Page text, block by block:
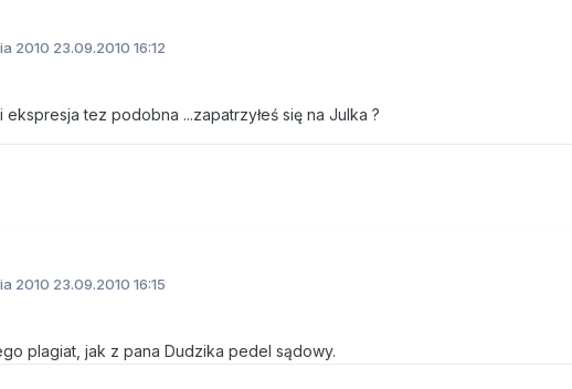
2010 23.09.2010 16:12
tez podobna ...zapatrzyłeś się na Julka ?
2010 23.09.2010 16:15
plagiat, jak z pana Dudzika pedel sądowy.